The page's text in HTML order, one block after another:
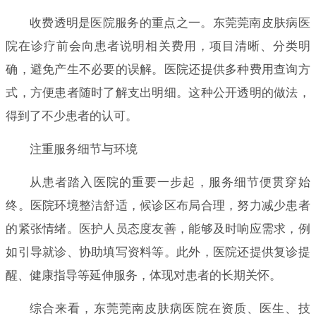
收费透明是医院服务的重点之一。东莞莞南皮肤病医
院在诊疗前会向患者说明相关费用，项目清晰、分类明
确，避免产生不必要的误解。医院还提供多种费用查询方
式，方便患者随时了解支出明细。这种公开透明的做法，
得到了不少患者的认可。
注重服务细节与环境
从患者踏入医院的重要一步起，服务细节便贯穿始
终。医院环境整洁舒适，候诊区布局合理，努力减少患者
的紧张情绪。医护人员态度友善，能够及时响应需求，例
如引导就诊、协助填写资料等。此外，医院还提供复诊提
醒、健康指导等延伸服务，体现对患者的长期关怀。
综合来看，东莞莞南皮肤病医院在资质、医生、技